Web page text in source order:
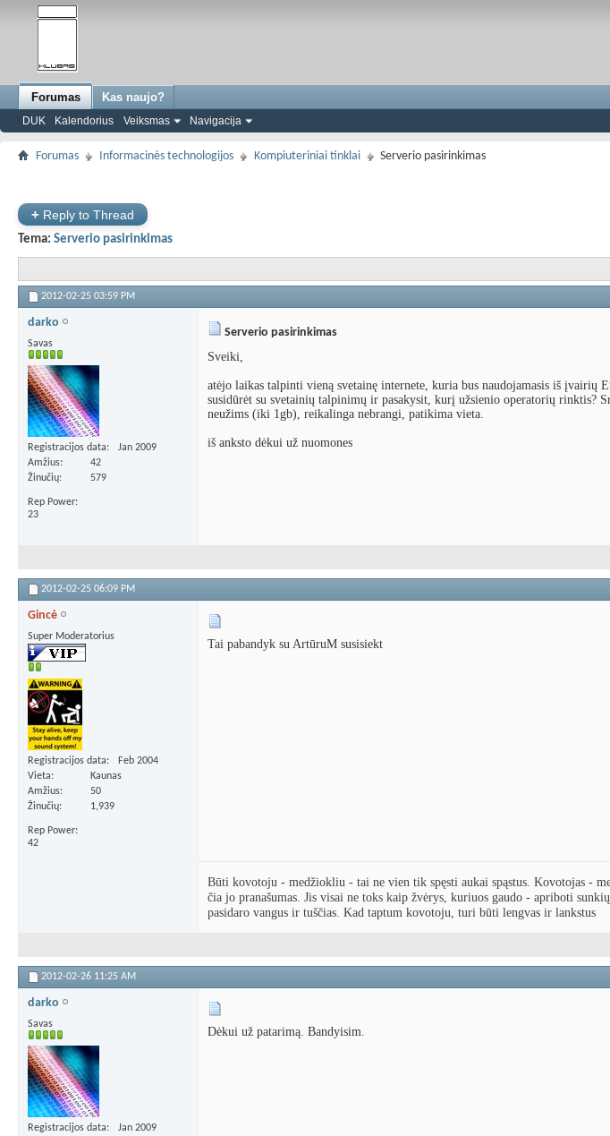
Forumas
DUK Kalendorius Veiksmas Navigacija
Kas naujo?
Forumas Informacinės technologijos Kompiuteriniai tinklai Serverio pasirinkimas
+ Reply to Thread
Tema: Serverio pasirinkimas
2012-02-25 03:59 PM
darko
Savas
Registracijos data
Jan 2009
Amžius
42
Žinučių
579
Rep Power
23
Serverio pasirinkimas
Sveiki,
atėjo laikas talpinti vieną svetainę internete, kuria bus naudojamasis iš įvairių
susidūrėt su svetainių talpinimų ir pasakysit, kurį užsienio operatorių rinktis?
neužims (iki 1gb), reikalinga nebrangi, patikima vieta.
iš anksto dėkui už nuomones
2012-02-25 06:09 PM
Gincė
Super Moderatorius
Registracijos data
Feb 2004
Vieta
Kaunas
Amžius
50
Žinučių
1,939
Rep Power
42
Tai pabandyk su ArtūruM susisiekt
Būti kovotoju - medžiokliu - tai ne vien tik spęsti aukai spąstus. Kovotojas -
čia jo pranašumas. Jis visai ne toks kaip žvėrys, kuriuos gaudo - apriboti
pasidaro vangus ir tuščias. Kad taptum kovotoju, turi būti lengvas ir lankstus
2012-02-26 11:25 AM
darko
Savas
Registracijos data
Jan 2009
Dėkui už patarimą. Bandyisim.